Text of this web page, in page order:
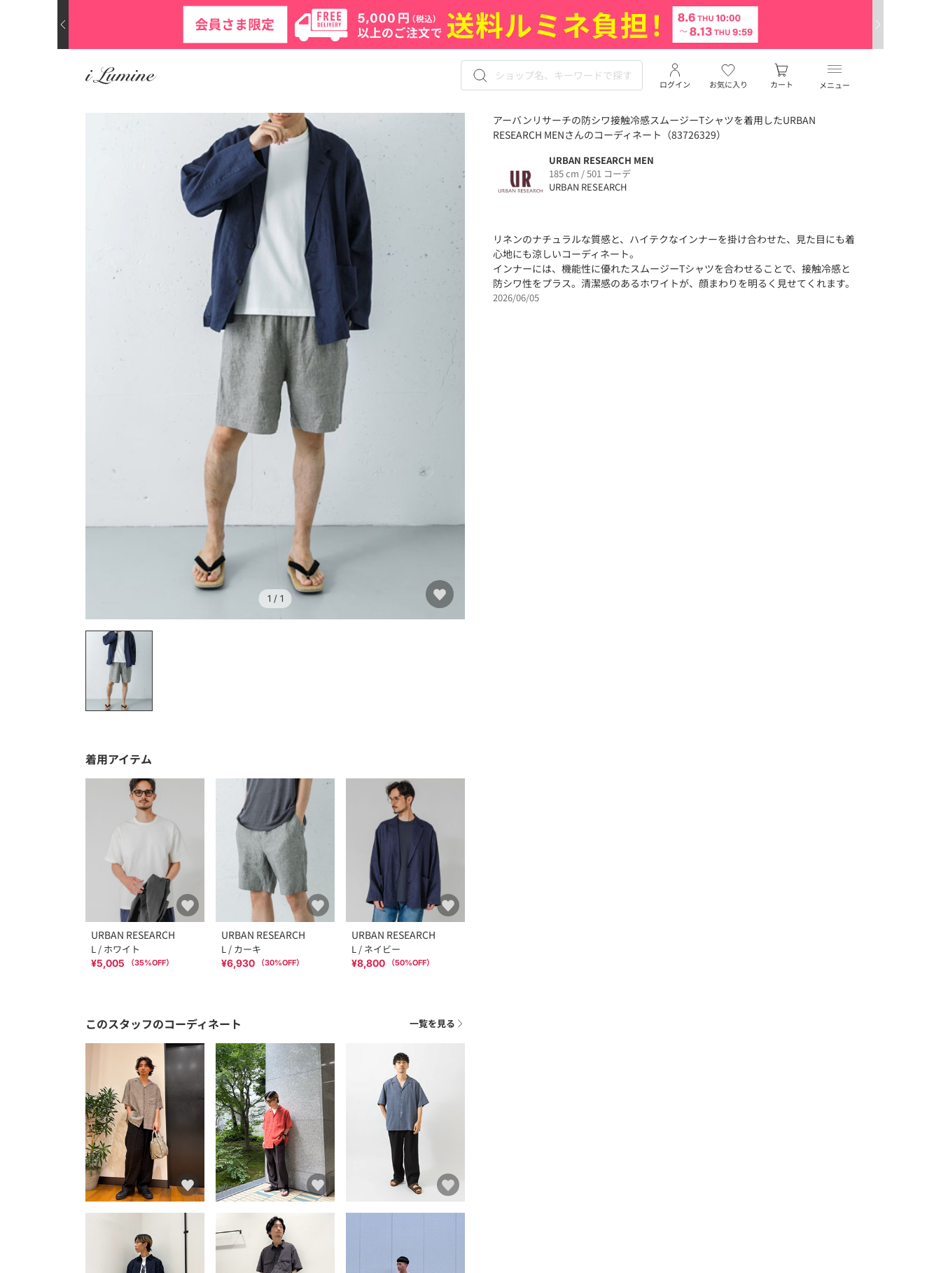
メニュー
お気に入り
ログイン カート
1 / 1
アーバンリサーチの防シワ接触冷感スムージーTシャツを着用したURBAN
RESEARCH MENさんのコーディネート（83726329）
URBAN RESEARCH MEN
185 cm / 501 コーデ
URBAN RESEARCH
リネンのナチュラルな質感と、ハイテクなインナーを掛け合わせた、見た目にも着
心地にも涼しいコーディネート。
インナーには、機能性に優れたスムージーTシャツを合わせることで、接触冷感と
防シワ性をプラス。清潔感のあるホワイトが、顔まわりを明るく見せてくれます。
2026/06/05
着用アイテム
URBAN RESEARCH
L / ホワイト
¥5,005 （35%OFF）
URBAN RESEARCH
L / カーキ
¥6,930 （30%OFF）
URBAN RESEARCH
L / ネイビー
¥8,800 （50%OFF）
このスタッフのコーディネート 一覧を見る